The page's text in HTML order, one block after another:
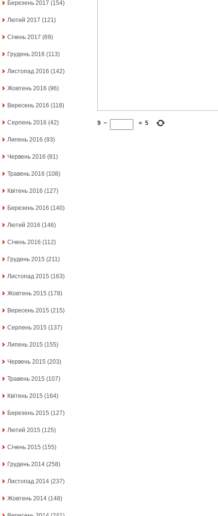
Березень 2017 (154)
Лютий 2017 (121)
Січень 2017 (69)
Грудень 2016 (113)
Листопад 2016 (142)
Жовтень 2016 (96)
Вересень 2016 (118)
Серпень 2016 (42)
Липень 2016 (93)
Червень 2016 (81)
Травень 2016 (108)
Квітень 2016 (127)
Березень 2016 (140)
Лютий 2016 (146)
Січень 2016 (112)
Грудень 2015 (211)
Листопад 2015 (163)
Жовтень 2015 (178)
Вересень 2015 (215)
Серпень 2015 (137)
Липень 2015 (155)
Червень 2015 (203)
Травень 2015 (107)
Квітень 2015 (164)
Березень 2015 (127)
Лютий 2015 (125)
Січень 2015 (155)
Грудень 2014 (258)
Листопад 2014 (237)
Жовтень 2014 (148)
9 − = 5